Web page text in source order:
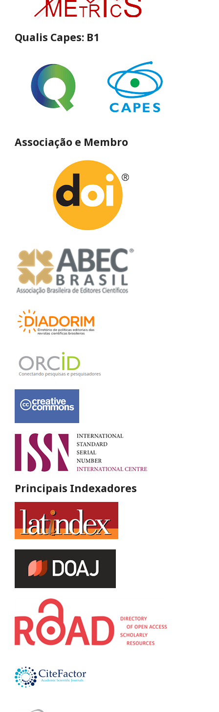
Qualis Capes: B1
Associação e Membro
Principais Indexadores